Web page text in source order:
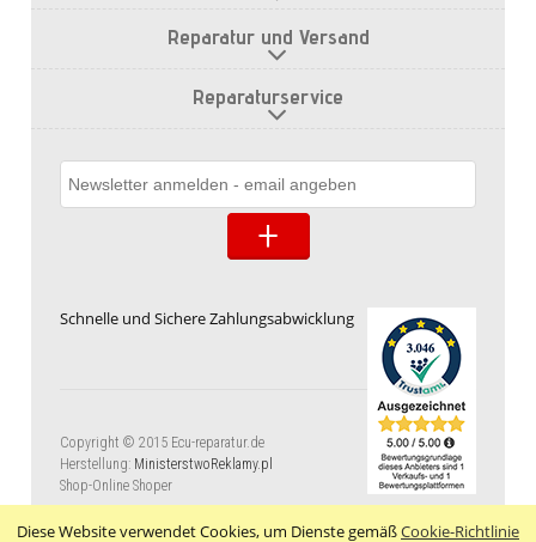
Diese Website verwendet Cookies, um Dienste gemäßCookie-Richtlinie
Reparatur und Versand
Reparaturservice
Schnelle und Sichere Zahlungsabwicklung
Copyright © 2015 Ecu-reparatur.de
Herstellung: MinisterstwoReklamy.pl
Shop-Online Shoper